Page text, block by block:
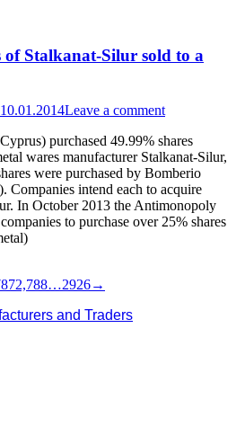
of Stalkanat-Silur sold to a
10.01.2014Leave a comment
purchased 49.99% shares
wares manufacturer Stalkanat-Silur,
were purchased by Bomberio
intend each to acquire
In October 2013 the Antimonopoly
to purchase over 25% shares
2,788…2926→
and Traders